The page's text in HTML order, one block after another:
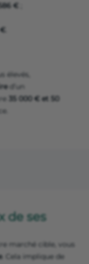
€
élevés,
d’un
35 000 € et 50
de ses
marché cible, vous
. Cela implique de